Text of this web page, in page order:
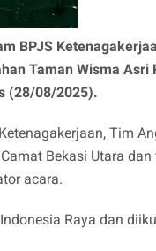
BPJS
Taman Wisma Asri
(28/08/2025).
Tim
Bekasi Utara
acara.
Raya dan